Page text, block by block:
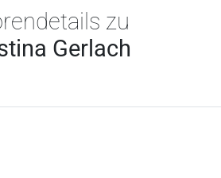
zu
Gerlach